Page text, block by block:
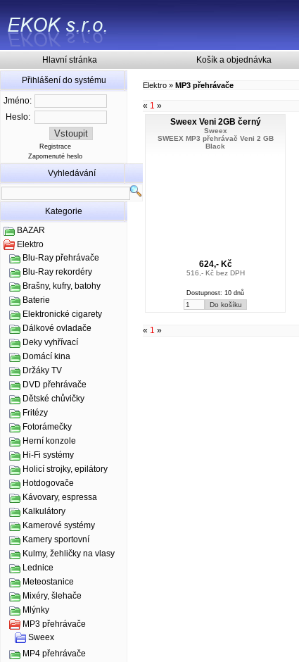
Hlavní stránka Košík a objednávka
Přihlášení do systému
Jméno:
Heslo:
Registrace
Zapomenuté heslo
Vyhledávání
Kategorie
BAZAR
Elektro
Blu-Ray přehrávače
Blu-Ray rekordéry
Brašny, kufry, batohy
Baterie
Elektronické cigarety
Dálkové ovladače
Deky vyhřívací
Domácí kina
Držáky TV
DVD přehrávače
Dětské chůvičky
Fritézy
Fotorámečky
Herní konzole
Hi-Fi systémy
Holicí strojky, epilátory
Hotdogovače
Kávovary, espressa
Kalkulátory
Kamerové systémy
Kamery sportovní
Kulmy, žehličky na vlasy
Lednice
Meteostanice
Mixéry, šlehače
Mlýnky
MP3 přehrávače
Sweex
MP4 přehrávače
Elektro » MP3 přehrávače
« 1 »
Sweex Veni 2GB černý
Sweex
SWEEX MP3 přehrávač Veni 2 GB
Black
624,- Kč
516,- Kč bez DPH
Dostupnost: 10 dnů
« 1 »